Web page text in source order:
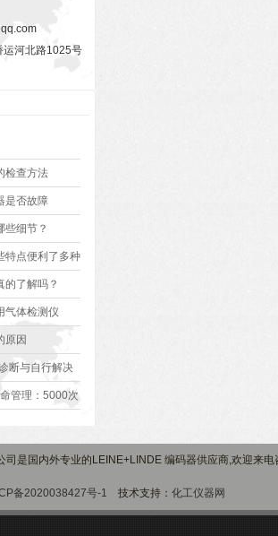
运河北路1025号
检查方法
是否故障
些细节？
特点便利了多种
的了解吗？
气体检测仪
原因
断与自行解决
管理：5000次
司是国内外专业的LEINE+LINDE 编码器供应商,欢迎来
备2020038427号-1 技术支持： 化工仪器网